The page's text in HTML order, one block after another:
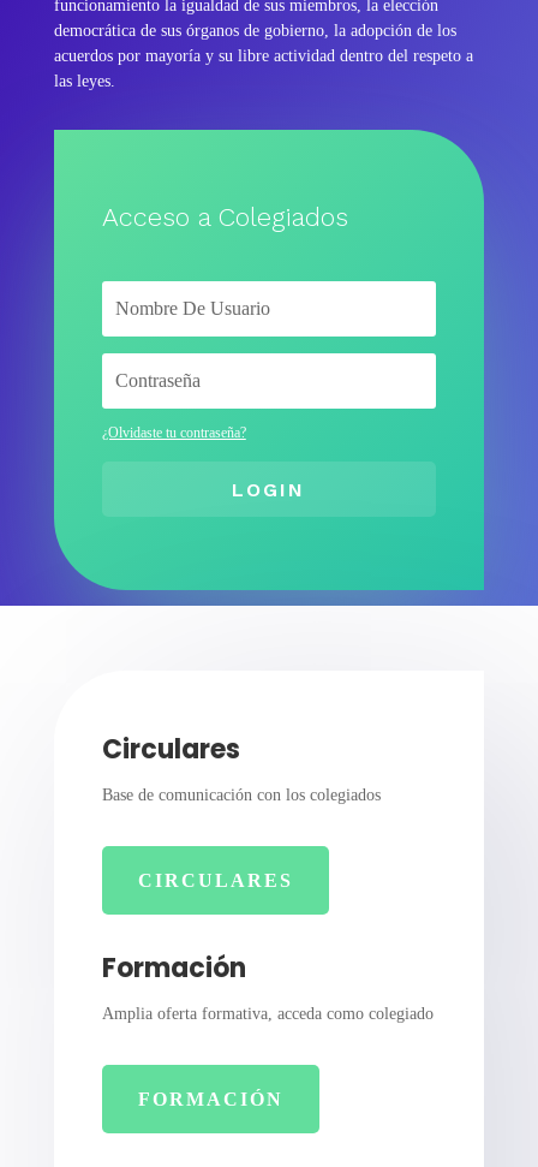
funcionamiento la igualdad de sus miembros, la elección
democrática de sus órganos de gobierno, la adopción de los
acuerdos por mayoría y su libre actividad dentro del respeto a
las leyes.
Acceso a Colegiados
¿Olvidaste tu contraseña?
LOGIN
Circulares
Base de comunicación con los colegiados
CIRCULARES
Formación
Amplia oferta formativa, acceda como colegiado
FORMACIÓN